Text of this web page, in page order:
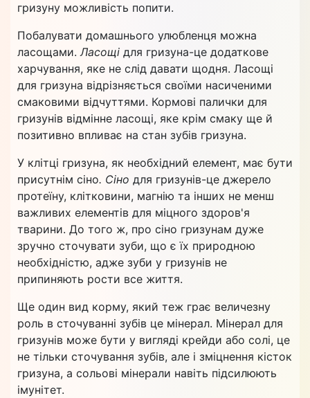
гризуну можливість попити.
Побалувати домашнього улюбленця можна
ласощами.Ласощі для гризуна-це додаткове
харчування, яке не слід давати щодня. Ласощі
для гризуна відрізняється своїми насиченими
смаковими відчуттями. Кормові палички для
гризунів відмінне ласощі, яке крім смаку ще й
позитивно впливає на стан зубів гризуна.
У клітці гризуна, як необхідний елемент, має бути
присутнім сіно. Сіно для гризунів-це джерело
протеїну, клітковини, магнію та інших не менш
важливих елементів для міцного здоров'я
тварини. До того ж, про сіно гризунам дуже
зручно сточувати зуби, що є їх природною
необхідністю, адже зуби у гризунів не
припиняють рости все життя.
Ще один вид корму, який теж грає величезну
роль в сточуванні зубів це мінерал. Мінерал для
гризунів може бути у вигляді крейди або солі, це
не тільки сточування зубів, але і зміцнення кісток
гризуна, а сольові мінерали навіть підсилюють
імунітет.